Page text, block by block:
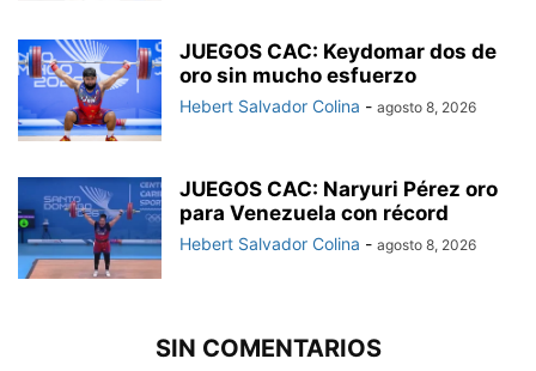
JUEGOS CAC: Keydomar dos de
oro sin mucho esfuerzo
Hebert Salvador Colina - agosto 8, 2026
JUEGOS CAC: Naryuri Pérez oro
para Venezuela con récord
Hebert Salvador Colina - agosto 8, 2026
SIN COMENTARIOS